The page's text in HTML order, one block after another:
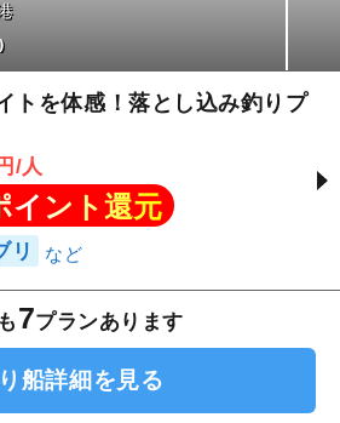
トを体感！落とし込み釣りプ
/人
イント還元
リ
7プランあります
船詳細を見る